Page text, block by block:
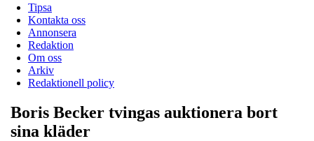
Tipsa
Kontakta oss
Annonsera
Redaktion
Om oss
Arkiv
Redaktionell policy
Boris Becker tvingas auktionera bort
sina kläder